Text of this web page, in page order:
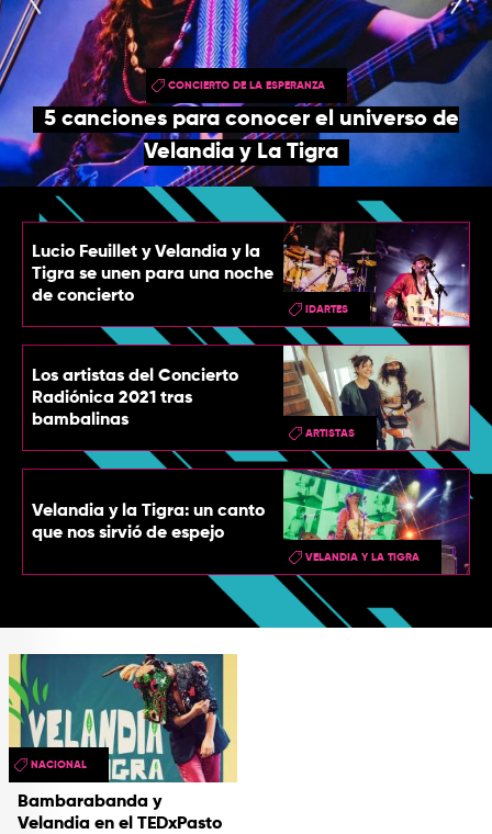
TOP
QUIÉNES SOMOS
CONTACTO
CONCIERTO DE LA ESPERANZA
5 canciones para conocer el universo de
Velandia y La Tigra
Lucio Feuillet y Velandia y la
Tigra se unen para una noche
de concierto
IDARTES
Los artistas del Concierto
Radiónica 2021 tras
bambalinas
ARTISTAS
Velandia y la Tigra: un canto
que nos sirvió de espejo
VELANDIA Y LA TIGRA
Bambarabanda y
Velandia en el TEDxPasto
NACIONAL